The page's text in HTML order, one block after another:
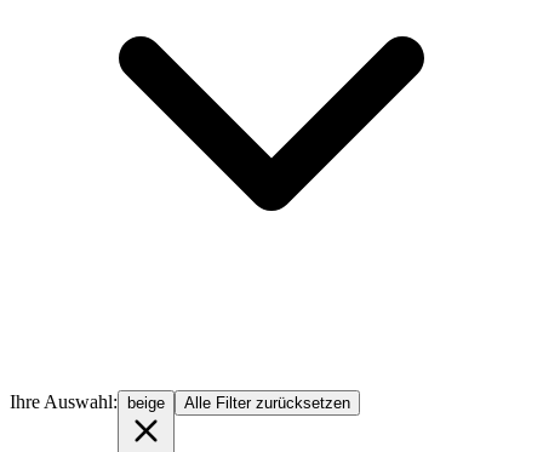
Ihre Auswahl: beige Alle Filter zurücksetzen